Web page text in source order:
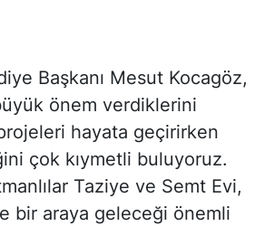
Başkanı Mesut Kocagöz,
önem verdiklerini
hayata geçirirken
çok kıymetli buluyoruz.
Taziye ve Semt Evi,
bir araya geleceği önemli